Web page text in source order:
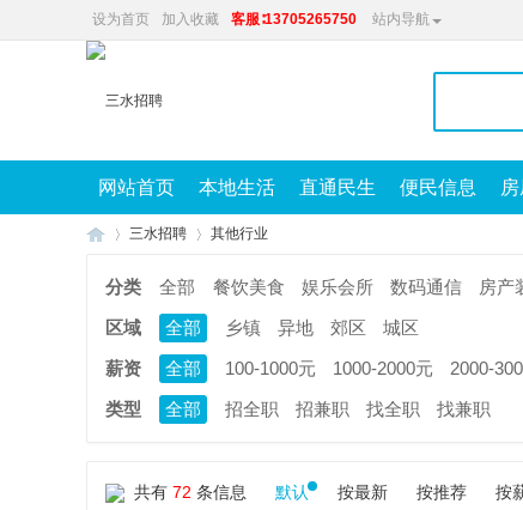
设为首页 加入收藏 客服∶13705265750 站内导航
网站首页 本地生活 直通民生 便民信息
»
三水招聘
»
其他行业
分类 全部 餐饮美食 娱乐会所 数码通信 房产
区域
全部 乡镇 异地 郊区
城区
薪资
全部 100-1000元 1000-2000元 2000-
类型
全部 招全职 招兼职 找全职 找兼职
共有 72 条信息 默认 按最新 按推荐 按